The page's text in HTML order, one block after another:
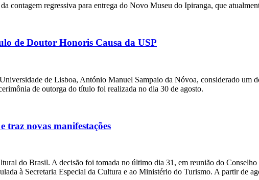
contagem regressiva para entrega do Novo Museu do Ipiranga, que
de Doutor Honoris Causa da USP
de Lisboa, António Manuel Sampaio da Nóvoa, considerado um
de outorga do título foi realizada no dia 30 de agosto.
novas manifestações
do Brasil. A decisão foi tomada no último dia 31, em reunião do
à Secretaria Especial da Cultura e ao Ministério do Turismo. A partir de